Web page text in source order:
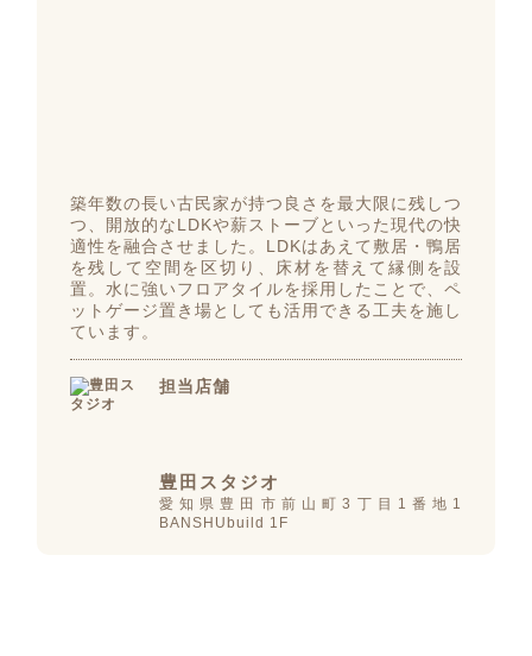
築年数の長い古民家が持つ良さを最大限に残しつ
つ、開放的なLDKや薪ストーブといった現代の快
適性を融合させました。LDKはあえて敷居・鴨居
を残して空間を区切り、床材を替えて縁側を設
置。水に強いフロアタイルを採用したことで、ペ
ットゲージ置き場としても活用できる工夫を施し
ています。
担当店舗
豊田スタジオ
愛知県豊田市前山町3丁目1番地1
BANSHUbuild 1F